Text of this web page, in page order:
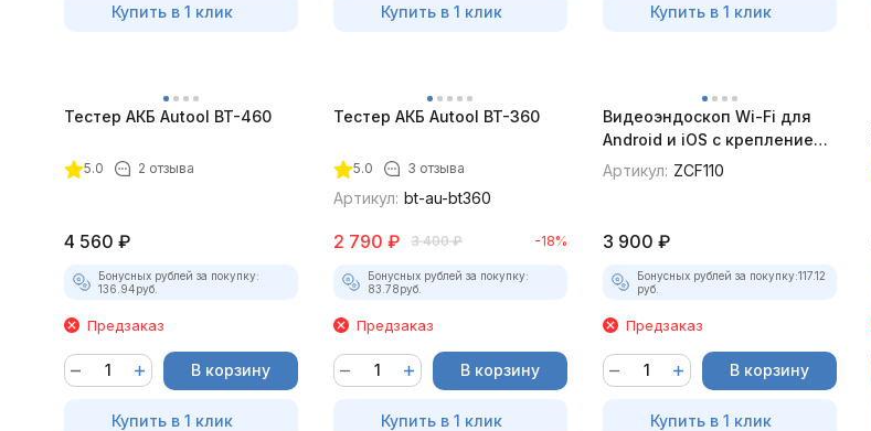
Купить в 1 клик Купить в 1 клик Купить в 1 клик
Тестер АКБ Autool BT-460
5.0 2 отзыва
4 560 ₽
Бонусных рублей за покупку:
136.94руб.
Предзаказ
В корзину
Купить в 1 клик
Тестер АКБ Autool BT-360
5.0 3 отзыва
Артикул: bt-au-bt360
2 790 ₽ 3 400 ₽ -18%
Бонусных рублей за покупку:
83.78руб.
Предзаказ
В корзину
Купить в 1 клик
Видеоэндоскоп Wi-Fi для
Android и iOS с креплением
для смартфона
Артикул: ZCF110
3 900 ₽
Бонусных рублей за покупку:117.12
руб.
Предзаказ
В корзину
Купить в 1 клик